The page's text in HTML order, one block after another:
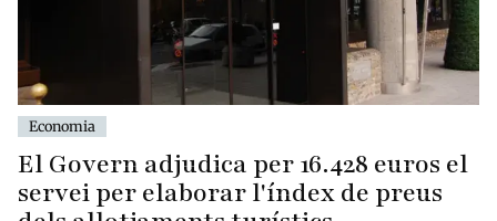
Economia
El Govern adjudica per 16.428 euros el
servei per elaborar l'índex de preus